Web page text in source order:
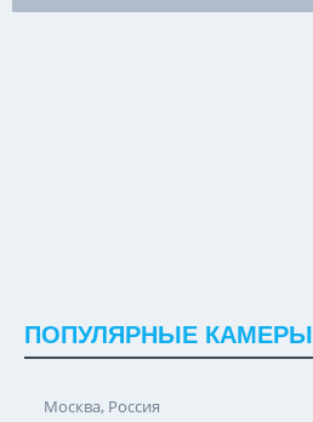
ПОПУЛЯРНЫЕ КАМЕРЫ
Москва, Россия